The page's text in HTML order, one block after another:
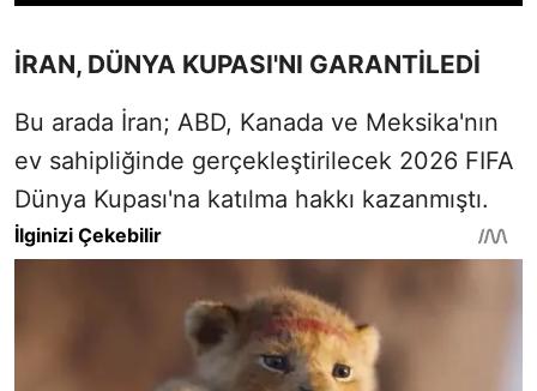
İRAN, DÜNYA KUPASI'NI GARANTİLEDİ
Bu arada İran; ABD, Kanada ve Meksika'nın
ev sahipliğinde gerçekleştirilecek 2026 FIFA
Dünya Kupası'na katılma hakkı kazanmıştı.